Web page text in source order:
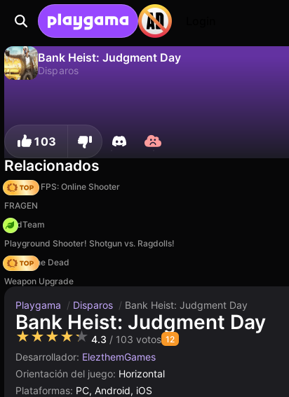
Bank Heist: Judgment Day
Disparos
103
Relacionados
Hazmob FPS: Online Shooter
FRAGEN
MadTeam
Playground Shooter! Shotgun vs. Ragdolls!
Rise of the Dead
Weapon Upgrade
Playgama / Disparos / Bank Heist: Judgment Day
Bank Heist: Judgment Day
★★★★★ 4.3 / 103 votos 12
Desarrollador: ElezthemGames
Orientación del juego: Horizontal
Plataformas: PC, Android, iOS